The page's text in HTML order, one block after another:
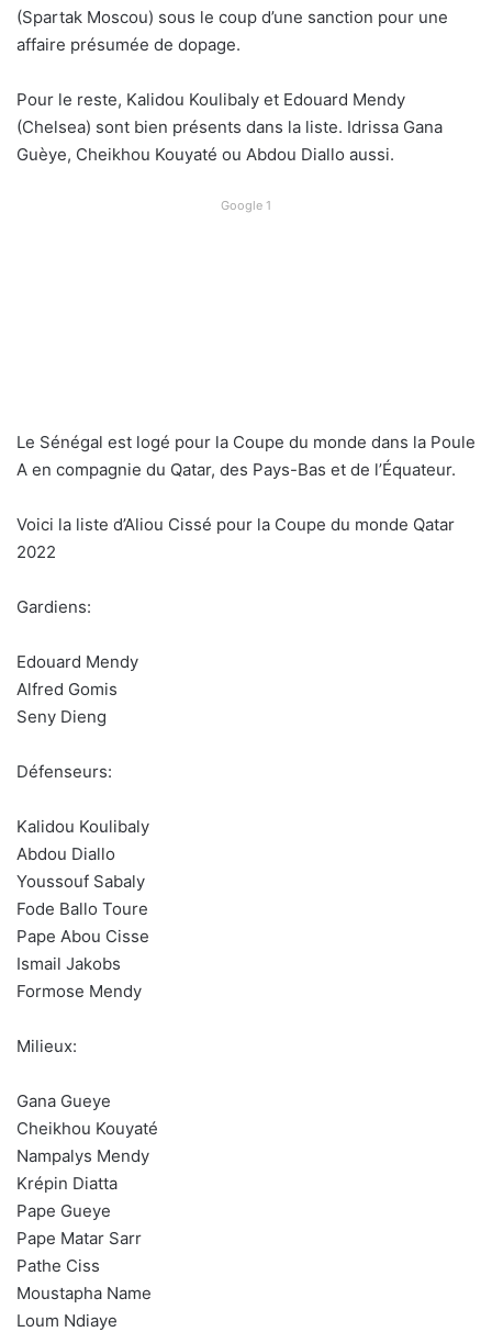
(Spartak Moscou) sous le coup d’une sanction pour une
affaire présumée de dopage.
Pour le reste, Kalidou Koulibaly et Edouard Mendy
(Chelsea) sont bien présents dans la liste. Idrissa Gana
Guèye, Cheikhou Kouyaté ou Abdou Diallo aussi.
Google 1
Le Sénégal est logé pour la Coupe du monde dans la Poule
A en compagnie du Qatar, des Pays-Bas et de l’Équateur.
Voici la liste d’Aliou Cissé pour la Coupe du monde Qatar
2022
Gardiens:
Edouard Mendy
Alfred Gomis
Seny Dieng
Défenseurs:
Kalidou Koulibaly
Abdou Diallo
Youssouf Sabaly
Fode Ballo Toure
Pape Abou Cisse
Ismail Jakobs
Formose Mendy
Milieux:
Gana Gueye
Cheikhou Kouyaté
Nampalys Mendy
Krépin Diatta
Pape Gueye
Pape Matar Sarr
Pathe Ciss
Moustapha Name
Loum Ndiaye